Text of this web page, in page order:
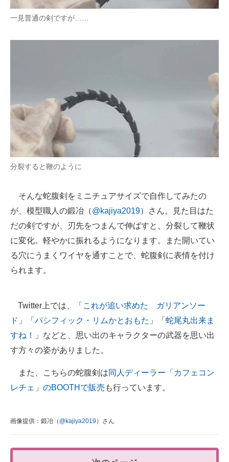
エネルギーの専門メディア
一見普通の剣ですが……
分裂すると鞭のように
そんな蛇腹剣をミニチュアサイズで自作してみたの
が、模型職人の鍛冶（@kajiya2019）さん。見た目はた
だの剣ですが、刃先をつまんで伸ばすと、分裂して鞭状
に変化。軽やかに振れるようになります。また開いてい
る穴にうまくワイヤを通すことで、蛇腹剣に表情を付け
られます。
Twitter上では、「 これが追い求めた ガリアンソー
ド 」「 パシフィック・リムかとおもた 」「 蛇尾丸出来ま
すね！
」などと、思い出のキャラクターの武器を思い出
す方々の姿がありました。
また、こちらの蛇腹剣は同人ディーラー「カフェコン
レチェ」のBOOTHで販売 も行っています。
画像提供：鍛冶（ @kajiya2019）さん